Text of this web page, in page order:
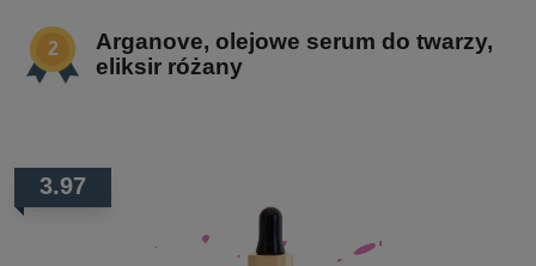
Arganove, olejowe serum do twarzy,
eliksir różany
3.97